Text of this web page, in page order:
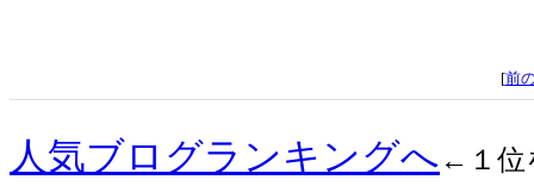
[前
人気ブログランキングへ ←１位